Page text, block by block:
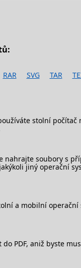
RAR SVG TAR
stolní
nahrajte soubory s
jiný operační
a mobilní operační
PDF, aniž byste